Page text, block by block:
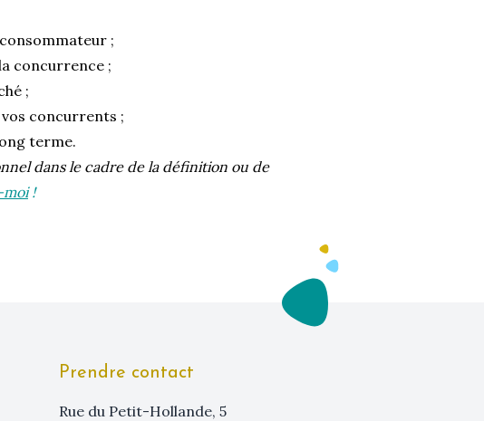
;
concurrence ;
;
concurrents ;
terme.
dans le cadre de la définition ou de
!
Prendre contact
Rue du Petit-Hollande, 5